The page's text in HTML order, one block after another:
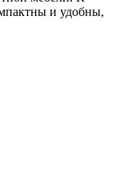
и удобны,